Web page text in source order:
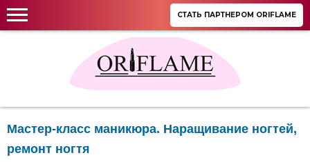
СТАТЬ ПАРТНЕРОМ ORIFLAME
Мастер-класс маникюра. Наращивание ногтей,
ремонт ногтя